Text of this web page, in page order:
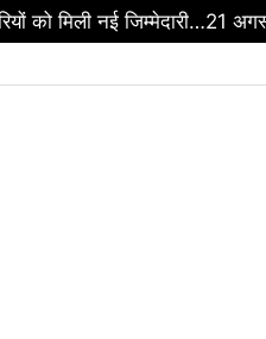
को मिली नई जिम्मेदारी…21